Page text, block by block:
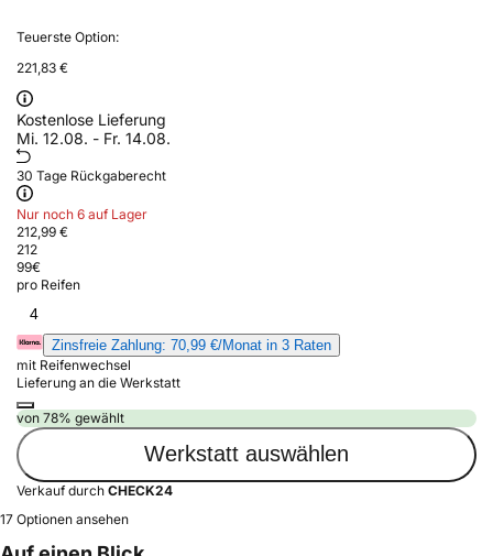
Teuerste Option:
221,83 €
Kostenlose Lieferung
Mi. 12.08. - Fr. 14.08.
30 Tage Rückgaberecht
Nur noch 6 auf Lager
212,99 €
212
99€
pro Reifen
4
Zinsfreie Zahlung: 70,99 €/Monat in 3 Raten
mit Reifenwechsel
Lieferung an die Werkstatt
von 78% gewählt
Werkstatt auswählen
Verkauf durch CHECK24
17 Optionen ansehen